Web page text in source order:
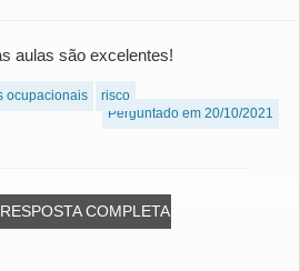
aulas são excelentes!
ocupacionais
risco
Perguntado em 20/10/2021
COMPLETA